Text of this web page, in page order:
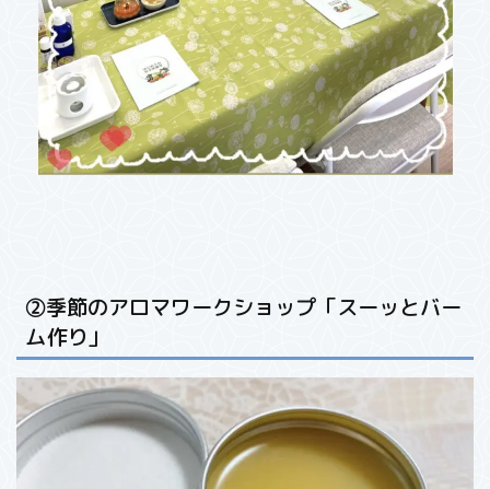
②季節のアロマワークショップ「スーッとバー
ム作り」